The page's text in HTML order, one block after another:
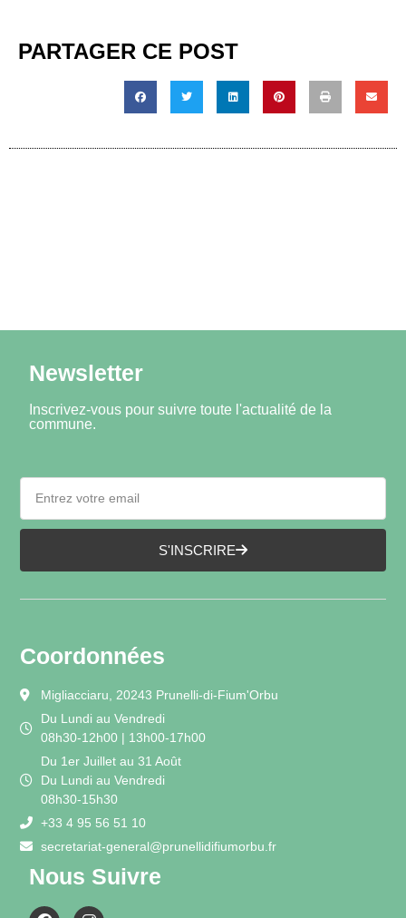
PARTAGER CE POST
Newsletter
Inscrivez-vous pour suivre toute l'actualité de la
commune.
S'INSCRIRE
Coordonnées
Migliacciaru, 20243 Prunelli-di-Fium'Orbu
Du Lundi au Vendredi
08h30-12h00 | 13h00-17h00
Du 1er Juillet au 31 Août
Du Lundi au Vendredi
08h30-15h30
+33 4 95 56 51 10
secretariat-general@prunellidifiumorbu.fr
Nous Suivre